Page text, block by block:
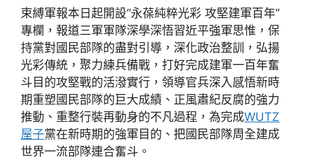
束縛軍報本日起開設“永葆純粹光彩 攻堅建軍百年”
專欄，報道三軍軍隊深學深悟習近平強軍思惟，保
持黨對國民部隊的盡對引導，深化政治整訓，弘揚
光彩傳統，聚力練兵備戰，打好完成建軍一百年奮
斗目的攻堅戰的活潑實行，領導官兵深入感悟新時
期重塑國民部隊的巨大成績、正風肅紀反腐的強力
推動、重整行裝再動身的不凡過程，為完成WUTZ
屋子黨在新時期的強軍目的、把國民部隊周全建成
世界一流部隊連合奮斗。